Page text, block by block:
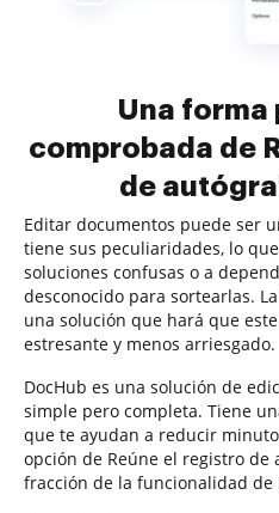
Una forma
comprobada de
de
Editar documentos puede ser
tiene sus peculiaridades, lo
soluciones confusas o a
desconocido para sortearlas.
una solución que hará que
estresante y menos arriesgado.
DocHub es una solución de
simple pero completa. Tiene
que te ayudan a reducir
opción de Reúne el registro de
fracción de la funcionalidad de